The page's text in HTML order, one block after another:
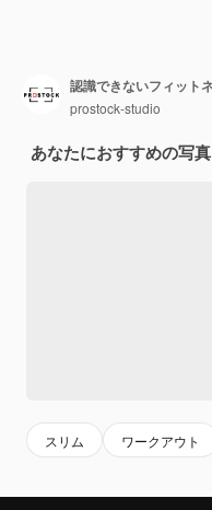
prostock-studio
あなたにおすすめの写真
スリム ワークアウト